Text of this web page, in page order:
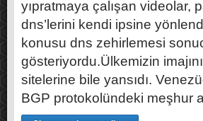
yıpratmaya çalışan videolar,
dns’lerini kendi ipsine
konusu dns zehirlemesi
gösteriyordu.Ülkemizin
sitelerine bile yansıdı.
BGP protokolündeki meşhur